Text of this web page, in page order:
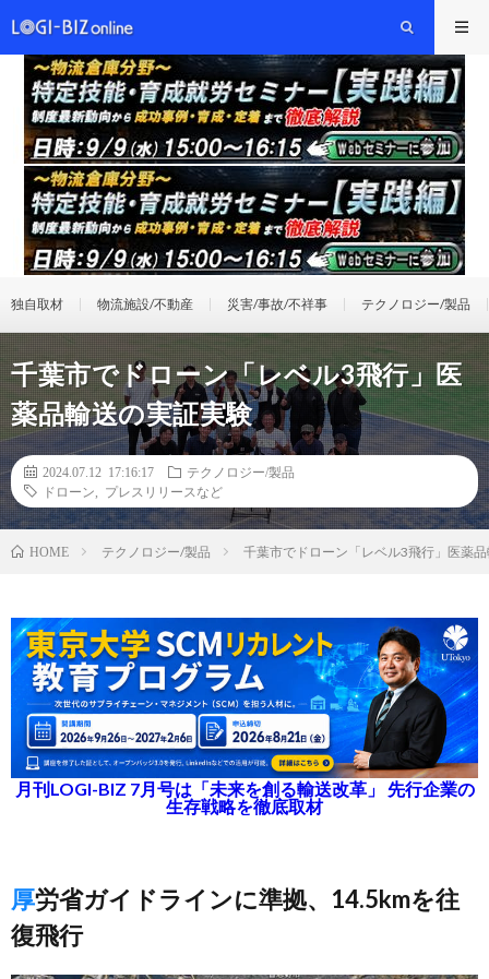
独自取材 物流施設/不動産 災害/事故/不祥事 テクノロジー/製品
千葉市でドローン「レベル3飛行」医
薬品輸送の実証実験
2024.07.12 17:16:17
テクノロジー/製品
ドローン
プレスリリースなど
HOME テクノロジー/製品 千葉市でドローン「レベル3飛行」医薬
月刊LOGI-BIZ 7月号は「未来を創る輸送改革」 先行企業の
生存戦略を徹底取材
厚労省ガイドラインに準拠、14.5kmを往
復飛行